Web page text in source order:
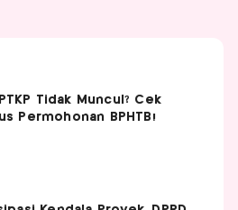
Tidak Muncul? Cek
Permohonan BPHTB!